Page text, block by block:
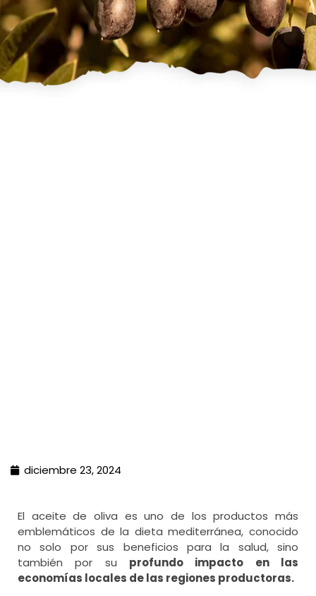
diciembre 23, 2024
El aceite de oliva es uno de los productos más
emblemáticos de la dieta mediterránea, conocido
no solo por sus beneficios para la salud, sino
también por su profundo impacto en las
economías locales de las regiones productoras.